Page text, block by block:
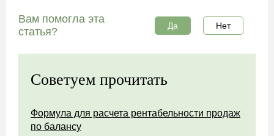
Вам помогла эта
статья?
Да Нет
Советуем прочитать
Формула для расчета рентабельности продаж
по балансу